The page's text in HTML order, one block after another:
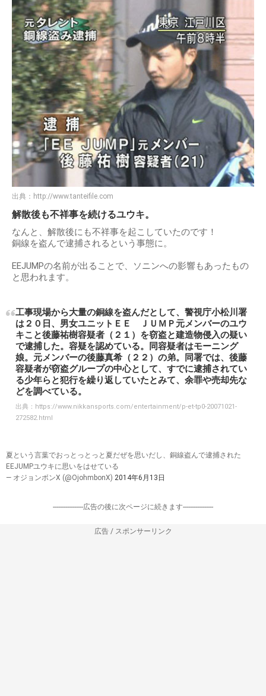
出典： http://www.tanteifile.com
解散後も不祥事を続けるユウキ。
なんと、解散後にも不祥事を起こしていたのです！
銅線を盗んで逮捕されるという事態に。
EEJUMPの名前が出ることで、ソニンへの影響もあったもの
と思われます。
工事現場から大量の銅線を盗んだとして、警視庁小松川署
は２０日、男女ユニットＥＥ ＪＵＭＰ元メンバーのユウ
キこと後藤祐樹容疑者（２１）を窃盗と建造物侵入の疑い
で逮捕した。容疑を認めている。同容疑者はモーニング
娘。元メンバーの後藤真希（２２）の弟。同署では、後藤
容疑者が窃盗グループの中心として、すでに逮捕されてい
る少年らと犯行を繰り返していたとみて、余罪や売却先な
どを調べている。
出典： https://www.nikkansports.com/entertainment/p-et-tp0-20071021-
272582.html
夏という言葉でおっとっとっと夏だぜを思いだし、銅線盗んで逮捕された
EEJUMPユウキに思いをはせている
— オジョンボンX (@OjohmbonX) 2014年6月13日
-----------------広告の後に次ページに続きます-----------------
広告 / スポンサーリンク